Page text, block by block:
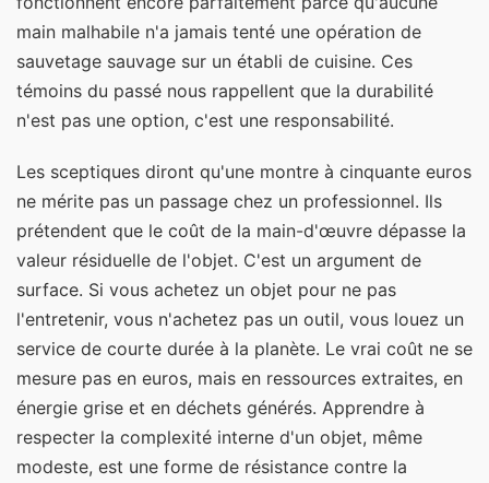
main malhabile n'a jamais tenté une opération de
sauvetage sauvage sur un établi de cuisine. Ces
témoins du passé nous rappellent que la durabilité
n'est pas une option, c'est une responsabilité.
Les sceptiques diront qu'une montre à cinquante euros
ne mérite pas un passage chez un professionnel. Ils
prétendent que le coût de la main-d'œuvre dépasse la
valeur résiduelle de l'objet. C'est un argument de
surface. Si vous achetez un objet pour ne pas
l'entretenir, vous n'achetez pas un outil, vous louez un
service de courte durée à la planète. Le vrai coût ne se
mesure pas en euros, mais en ressources extraites, en
énergie grise et en déchets générés. Apprendre à
respecter la complexité interne d'un objet, même
modeste, est une forme de résistance contre la